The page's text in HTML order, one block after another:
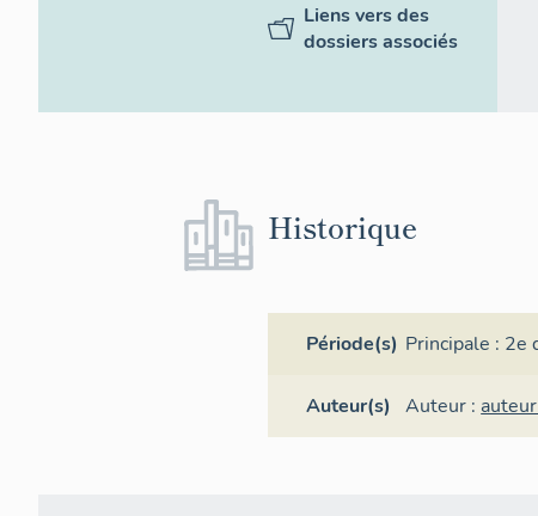
Liens vers des
dossiers associés
Historique
Période(s) Principale : 2e
Auteur(s) Auteur :